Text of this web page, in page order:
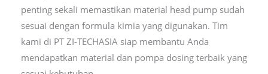
penting sekali memastikan material head pump sudah
sesuai dengan formula kimia yang digunakan. Tim
kami di PT ZI-TECHASIA siap membantu Anda
mendapatkan material dan pompa dosing terbaik yang